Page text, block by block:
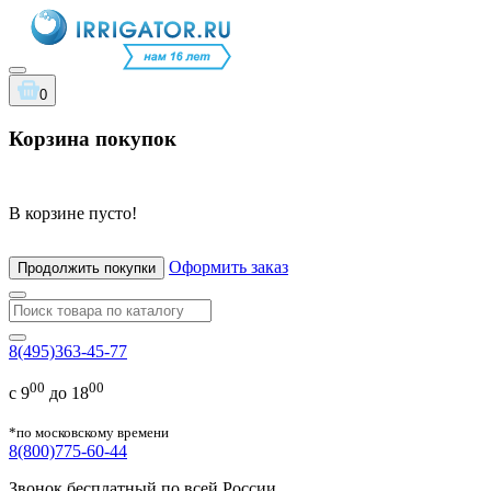
0
Корзина покупок
В корзине пусто!
Продолжить покупки Оформить заказ
8(495)363-45-77
с 900 до 1800
*по московскому времени
8(800)775-60-44